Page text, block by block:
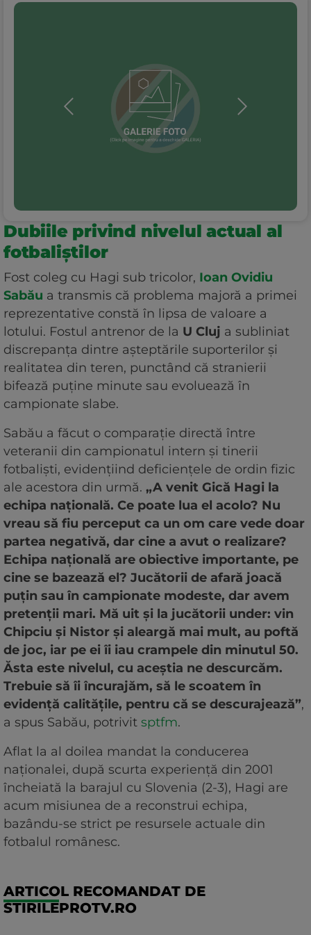
Dubiile privind nivelul actual al
fotbaliștilor
Fost coleg cu Hagi sub tricolor, Ioan Ovidiu
Sabău a transmis că problema majoră a primei
reprezentative constă în lipsa de valoare a
lotului. Fostul antrenor de la U Cluj a subliniat
discrepanța dintre așteptările suporterilor și
realitatea din teren, punctând că stranierii
bifează puține minute sau evoluează în
campionate slabe.
Sabău a făcut o comparație directă între
veteranii din campionatul intern și tinerii
fotbaliști, evidențiind deficiențele de ordin fizic
ale acestora din urmă. „A venit Gică Hagi la
echipa națională. Ce poate lua el acolo? Nu
vreau să fiu perceput ca un om care vede doar
partea negativă, dar cine a avut o realizare?
Echipa națională are obiective importante, pe
cine se bazează el? Jucătorii de afară joacă
puțin sau în campionate modeste, dar avem
pretenții mari. Mă uit și la jucătorii under: vin
Chipciu și Nistor și aleargă mai mult, au poftă
de joc, iar pe ei îi iau crampele din minutul 50.
Ăsta este nivelul, cu aceștia ne descurcăm.
Trebuie să îi încurajăm, să le scoatem în
evidență calitățile, pentru că se descurajează”,
a spus Sabău, potrivit sptfm.
Aflat la al doilea mandat la conducerea
naționalei, după scurta experiență din 2001
încheiată la barajul cu Slovenia (2-3), Hagi are
acum misiunea de a reconstrui echipa,
bazându-se strict pe resursele actuale din
fotbalul românesc.
ARTICOL RECOMANDAT DE
STIRILEPROTV.RO